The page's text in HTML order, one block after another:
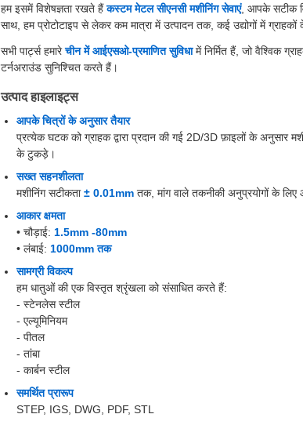
हम इसमें विशेषज्ञता रखते हैंकस्टम मेटल सीएनसी मशीनिंग सेवाएं, आपके सटीक
साथ, हम प्रोटोटाइप से लेकर कम मात्रा में उत्पादन तक, कई उद्योगों में
सभी पार्ट्स हमारेचीन में आईएसओ-प्रमाणित सुविधामें निर्मित हैं, जो वैश्विक
टर्नअराउंड सुनिश्चित करते हैं।
उत्पाद हाइलाइट्स
आपके चित्रों के अनुसार तैयार
प्रत्येक घटक को ग्राहक द्वारा प्रदान की गई 2D/3D फ़ाइलों के अनुसार
के टुकड़े।
सख्त सहनशीलता
मशीनिंग सटीकता± 0.01mm तक, मांग वाले तकनीकी अनुप्रयोगों के लिए
आकार क्षमता
• चौड़ाई: 1.5mm -80mm
• लंबाई: 1000mm तक
सामग्री विकल्प
हम धातुओं की एक विस्तृत श्रृंखला को संसाधित करते हैं:
- स्टेनलेस स्टील
- एल्यूमिनियम
- पीतल
- तांबा
- कार्बन स्टील
समर्थित प्रारूप
STEP, IGS, DWG, PDF, STL